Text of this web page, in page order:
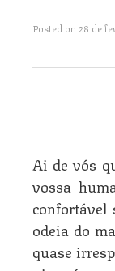
Posted on 28 de
Ai de vós
vossa
odeia do
quase